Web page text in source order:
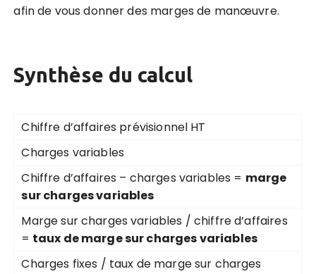
afin de vous donner des marges de manœuvre.
Synthèse du calcul
Chiffre d’affaires prévisionnel HT
Charges variables
Chiffre d’affaires – charges variables = marge
sur charges variables
Marge sur charges variables / chiffre d’affaires
= taux de marge sur charges variables
Charges fixes / taux de marge sur charges